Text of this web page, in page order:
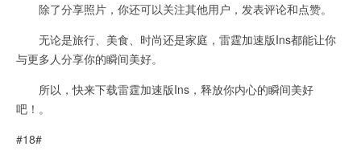
除了分享照片，你还可以关注其他用户，发表评论和点赞。
无论是旅行、美食、时尚还是家庭，雷霆加速版Ins都能让你
与更多人分享你的瞬间美好。
所以，快来下载雷霆加速版Ins，释放你内心的瞬间美好
吧！。
#18#